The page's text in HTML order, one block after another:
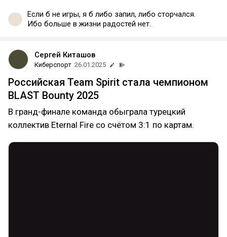
Если б не игры, я б либо запил, либо сторчался.
Ибо больше в жизни радостей нет.
Сергей Киташов
Киберспорт 26.01.2025
Российская Team Spirit стала чемпионом
BLAST Bounty 2025
В гранд-финале команда обыграла турецкий
коллектив Eternal Fire со счётом 3:1 по картам.